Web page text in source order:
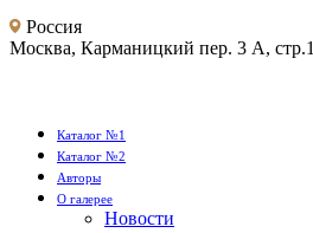
Россия
Москва, Карманицкий пер. 3 А, стр.1
Каталог №1
Каталог №2
Авторы
О галерее
Новости